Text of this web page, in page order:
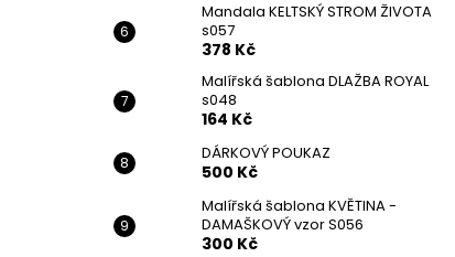
Mandala KELTSKÝ STROM ŽIVOTA
s057
378 Kč
Malířská šablona DLAŽBA ROYAL
s048
164 Kč
DÁRKOVÝ POUKAZ
500 Kč
Malířská šablona KVĚTINA -
DAMAŠKOVÝ vzor S056
300 Kč